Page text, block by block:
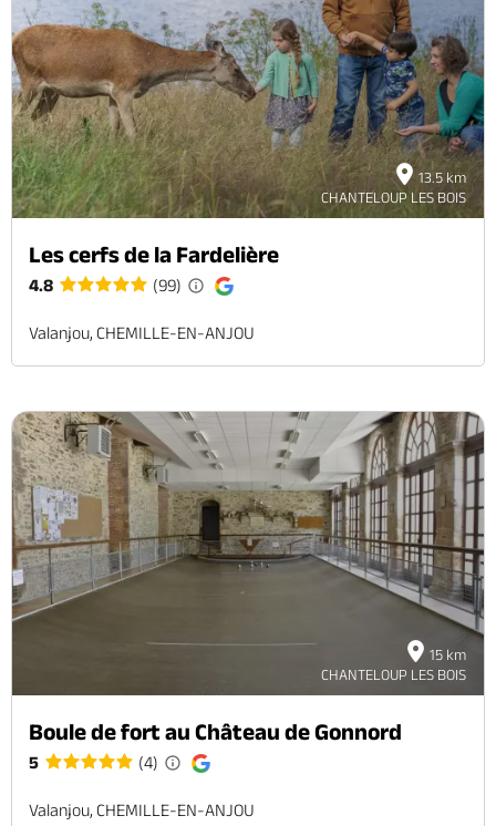
13.5 km
CHANTELOUP LES BOIS
Les cerfs de la Fardelière
4.8 (99)
Valanjou, CHEMILLE-EN-ANJOU
15 km
CHANTELOUP LES BOIS
Boule de fort au Château de Gonnord
5 (4)
Valanjou, CHEMILLE-EN-ANJOU